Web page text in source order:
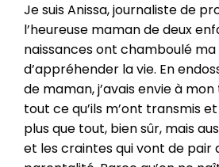
Je suis Anissa, journaliste de
l’heureuse maman de deux
naissances ont chamboulé
d’appréhender la vie. En
de maman, j’avais envie à
tout ce qu’ils m’ont transmis
plus que tout, bien sûr, mais
et les craintes qui vont de pair